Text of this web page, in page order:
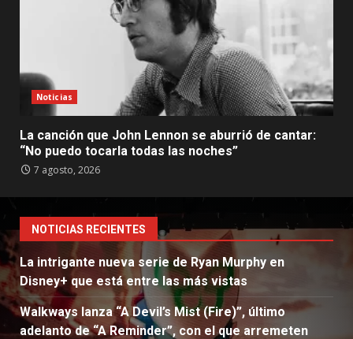
Noticias
La canción que John Lennon se aburrió de cantar:
“No puedo tocarla todas las noches”
7 agosto, 2026
NOTICIAS RECIENTES
La intrigante nueva serie de Ryan Murphy en
Disney+ que está entre las más vistas
Walkways lanza “A Devil’s Mist (Fire)”, último
adelanto de “A Reminder”, con el que arremeten